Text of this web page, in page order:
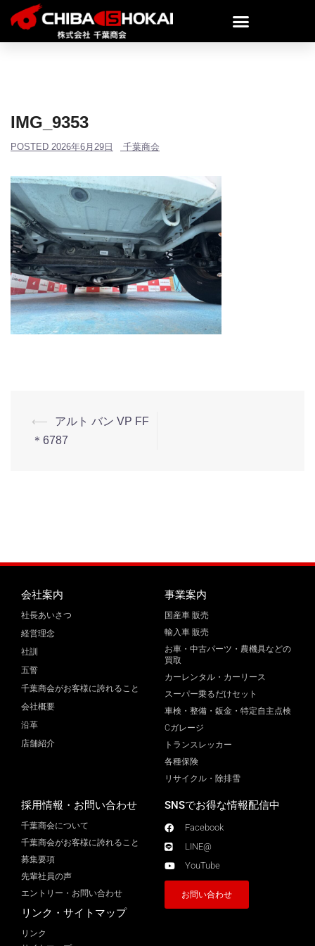
IMG_9353
POSTED 2026年6月29日 千葉商会
⟵
アルト バン VP FF
＊6787
会社案内
社長あいさつ
経営理念
社訓
五誓
千葉商会がお客様に誇れること
会社概要
沿革
店舗紹介
事業案内
国産車 販売
輸入車 販売
お車・中古パーツ・農機具などの
買取
カーレンタル・カーリース
スーパー乗るだけセット
車検・整備・鈑金・特定自主点検
Cガレージ
トランスレッカー
各種保険
リサイクル・除排雪
採用情報・お問い合わせ
千葉商会について
千葉商会がお客様に誇れること​
募集要項
先輩社員の声
エントリー・お問い合わせ
リンク・サイトマップ
リンク
SNSでお得な情報配信中
Facebook
LINE@
YouTube
お問い合わせ